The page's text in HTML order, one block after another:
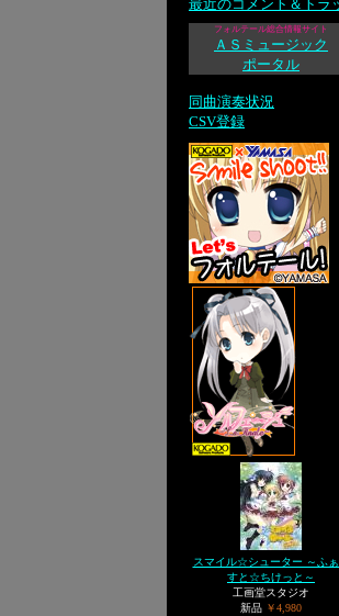
最近のコメント＆トラ
フォルテール総合情報サイト
ＡＳミュージック
ポータル
同曲演奏状況
CSV登録
スマイル☆シューター ～ふ
すと☆ちけっと～
工画堂スタジオ
新品 ￥4,980